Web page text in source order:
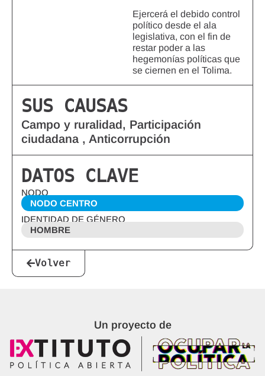
Ejercerá el debido control
político desde el ala
legislativa, con el fin de
restar poder a las
hegemonías políticas que
se ciernen en el Tolima.
SUS CAUSAS
Campo y ruralidad, Participación
ciudadana , Anticorrupción
DATOS CLAVE
NODO
NODO CENTRO
IDENTIDAD DE GÉNERO
HOMBRE
Volver
Un proyecto de